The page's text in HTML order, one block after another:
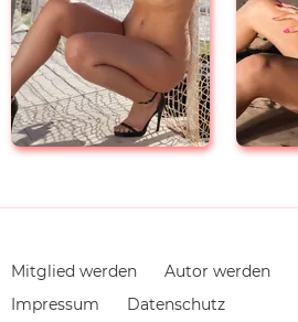
Navigation
überspringen
Mitglied werden Autor werden
Impressum
Datenschutz